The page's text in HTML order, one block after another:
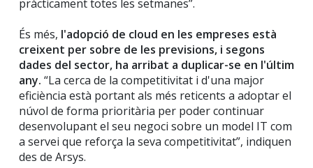
pràcticament totes les setmanes”.
És més, l'adopció de cloud en les empreses està
creixent per sobre de les previsions, i segons
dades del sector, ha arribat a duplicar-se en l'últim
any. “La cerca de la competitivitat i d'una major
eficiència està portant als més reticents a adoptar el
núvol de forma prioritària per poder continuar
desenvolupant el seu negoci sobre un model IT com
a servei que reforça la seva competitivitat”, indiquen
des de Arsys.